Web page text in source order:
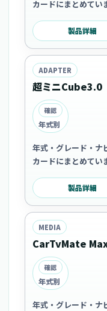
カードにまとめてい
製品詳細
ADAPTER
超ミニCube3.0
確認
年式別
年式・グレード・ナ
カードにまとめてい
製品詳細
MEDIA
CarTvMate
確認
年式別
年式・グレード・ナ